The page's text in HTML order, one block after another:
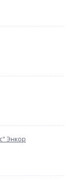
Энкор